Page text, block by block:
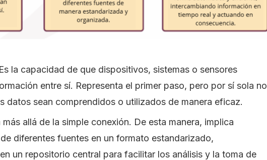
Es la capacidad de que dispositivos, sistemas o sensores
entre sí. Representa el primer paso, pero por sí sola no
datos sean comprendidos o utilizados de manera eficaz.
más allá de la simple conexión. De esta manera, implica
diferentes fuentes en un formato estandarizado,
un repositorio central para facilitar los análisis y la toma de